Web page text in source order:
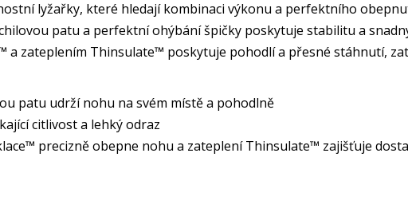
lyžařky, které hledají kombinaci výkonu a perfektního
patu a perfektní ohýbání špičky poskytuje stabilitu a
a zateplením Thinsulate™ poskytuje pohodlí a přesné stáhnutí,
patu udrží nohu na svém místě a pohodlně
citlivost a lehký odraz
precizně obepne nohu a zateplení Thinsulate™ zajišťuje